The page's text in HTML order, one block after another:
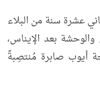
عشرة سنة من البلاء
والوحشة بعد الإيناس،
أيوب صابرة مُنتصِبةً